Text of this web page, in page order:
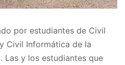
por estudiantes de Civil
Civil Informática de la
Las y los estudiantes que